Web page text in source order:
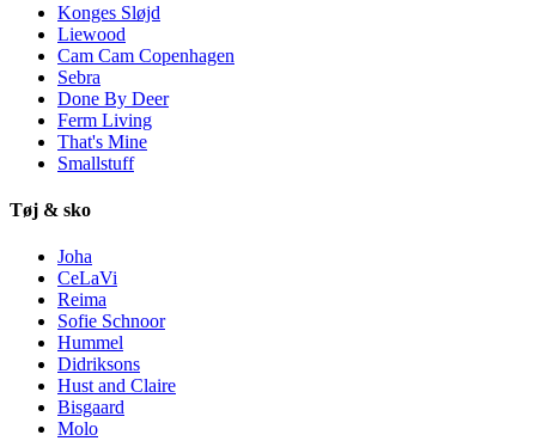
Konges Sløjd
Liewood
Cam Cam Copenhagen
Sebra
Done By Deer
Ferm Living
That's Mine
Smallstuff
Tøj & sko
Joha
CeLaVi
Reima
Sofie Schnoor
Hummel
Didriksons
Hust and Claire
Bisgaard
Molo